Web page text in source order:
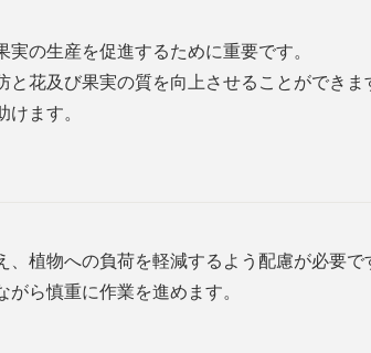
の生産を促進するために重要です。
花及び果実の質を向上させることができま
ます。
植物への負荷を軽減するよう配慮が必要で
ら慎重に作業を進めます。